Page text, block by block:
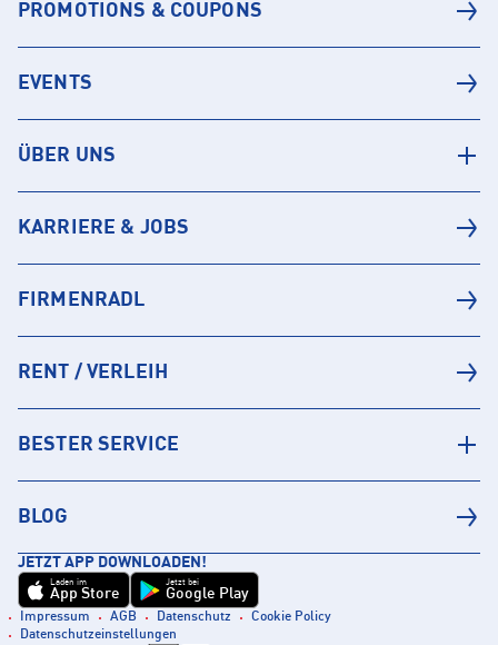
PROMOTIONS & COUPONS
EVENTS
ÜBER UNS
KARRIERE & JOBS
FIRMENRADL
RENT / VERLEIH
BESTER SERVICE
BLOG
JETZT APP DOWNLOADEN!
Laden im
App Store
Jetzt bei
Google Play
Impressum AGB Datenschutz
Cookie Policy
Datenschutzeinstellungen